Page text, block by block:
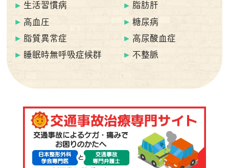
生活習慣病
脂肪肝
高血圧
糖尿病
脂質異常症
高尿酸血症
睡眠時無呼吸症候群
不整脈